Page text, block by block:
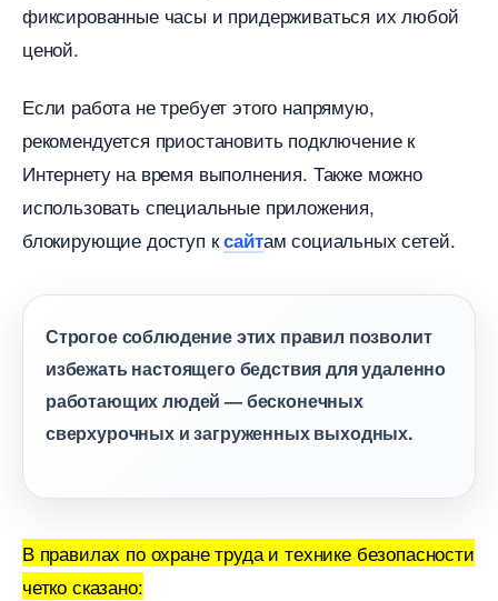
фиксированные часы и придерживаться их любой
ценой.
Если работа не требует этого напрямую,
рекомендуется приостановить подключение к
Интернету на время выполнения. Также можно
использовать специальные приложения,
локирующие доступ ксайтам социальных сетей.
Строгое соблюдение этих правил позволит
избежать настоящего бедствия для удаленно
работающих людей — бесконечных
сверхурочных и загруженных выходных.
правилах по охране труда и технике безопасности
четко сказано: